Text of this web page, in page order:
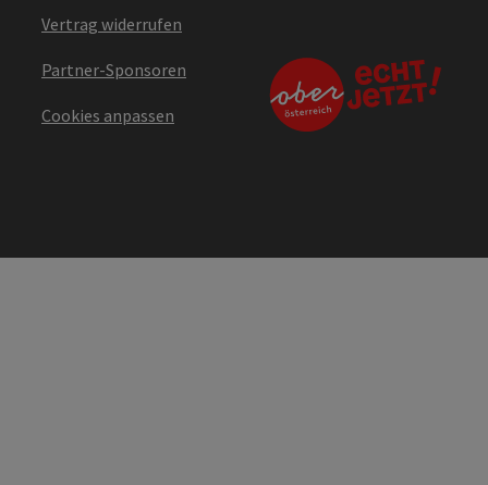
Vertrag widerrufen
Partner-Sponsoren
Cookies anpassen